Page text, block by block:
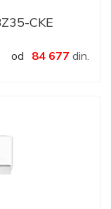
CKE
od 84 677 din.